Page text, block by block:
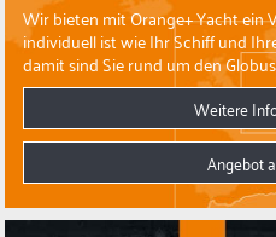
Wir bieten mit Orange+ Yacht ein
individuell ist wie Ihr Schiff und
damit sind Sie rund um den
Weitere
Angebot